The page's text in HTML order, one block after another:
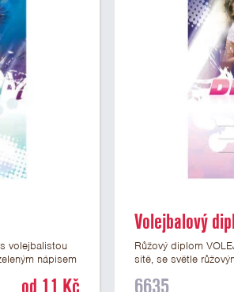
volejbalistou
nápisem
má
od 11 Kč
Volejbalový
Růžový diplom
sítě, se světle
máme ve formátu
6635